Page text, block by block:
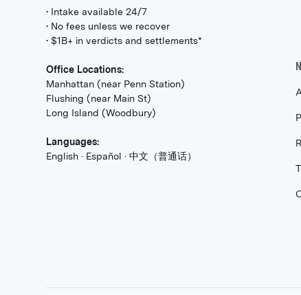
• Intake available 24/7
• No fees unless we recover
• $1B+ in verdicts and settlements*
Office Locations:
Manhattan (near Penn Station)
Flushing (near Main St)
Long Island (Woodbury)
Languages:
English · Español · 中文（普通话）